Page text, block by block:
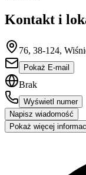
Kontakt i
76, 38-124,
Pokaż E-mail
Brak
Wyświetl numer
Napisz wiadomość
Pokaż więcej